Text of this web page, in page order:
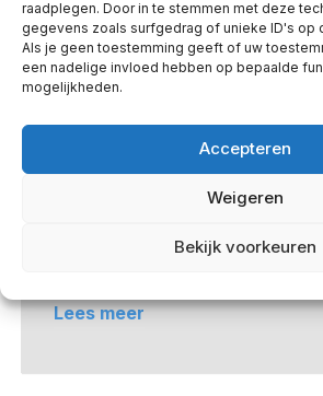
raadplegen. Door in te stemmen met deze
gegevens zoals surfgedrag of unieke ID's op
Als je geen toestemming geeft of uw
een nadelige invloed hebben op bepaalde
mogelijkheden.
Accepteren
Weigeren
Bekijk voorkeuren
Meneer A mag dakterras niet
Meneer A heeft een
dakterras. Hij moet kort na de
Lees meer